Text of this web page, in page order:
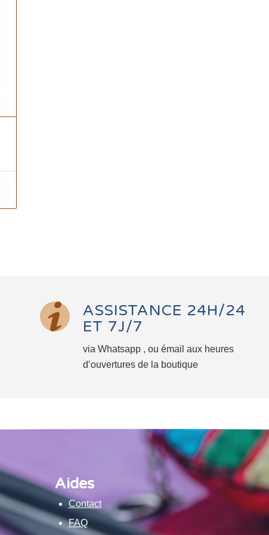
ASSISTANCE 24H/24
ET 7J/7
via Whatsapp , ou émail aux heures
d’ouvertures de la boutique
Aides
Contact
FAQ